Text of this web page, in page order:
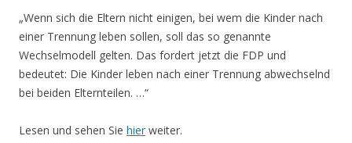
„Wenn sich die Eltern nicht einigen, bei wem die Kinder nach
einer Trennung leben sollen, soll das so genannte
Wechselmodell gelten. Das fordert jetzt die FDP und
bedeutet: Die Kinder leben nach einer Trennung abwechselnd
bei beiden Elternteilen. …“
Lesen und sehen Sie hier weiter.